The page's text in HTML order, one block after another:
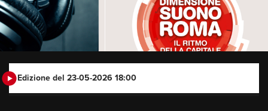
Edizione del 23-05-2026 18:00